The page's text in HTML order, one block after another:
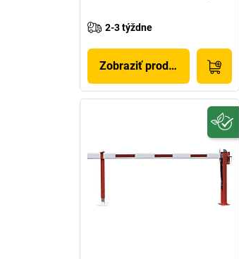
2-3 týždne
Zobraziť produkt